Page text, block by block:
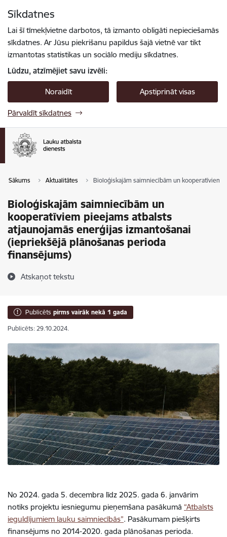
Sīkdatnes
Lai šī tīmekļvietne darbotos, tā izmanto obligāti nepieciešamās
sīkdatnes. Ar Jūsu piekrišanu papildus šajā vietnē var tikt
izmantotas statistikas un sociālo mediju sīkdatnes.
Lūdzu, atzīmējiet savu izvēli:
Noraidīt Apstiprināt visas
Pārvaldīt sīkdatnes
Sākums Aktualitātes Bioloģiskajām saimniecībām un kooperatīviem
Bioloģiskajām saimniecībām un
kooperatīviem pieejams atbalsts
atjaunojamās enerģijas izmantošanai
(iepriekšējā plānošanas perioda
finansējums)
Atskaņot tekstu
Publicēts pirms vairāk nekā 1 gada
Publicēts: 29.10.2024.
No 2024. gada 5. decembra līdz 2025. gada 6. janvārim
notiks projektu iesniegumu pieņemšana pasākumā “Atbalsts
ieguldījumiem lauku saimniecībās”. Pasākumam piešķirts
finansējums no 2014-2020. gada plānošanas perioda.